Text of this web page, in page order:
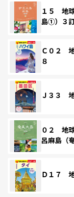
１５ 地
島①）３
Ｃ０２
８
Ｊ３３
０２ 地
呂麻島（
Ｄ１７